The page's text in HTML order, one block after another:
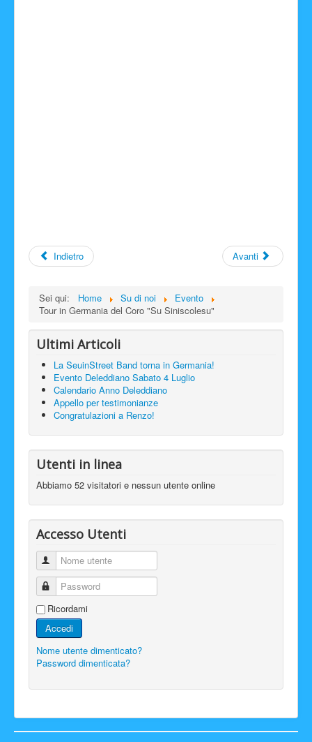
Indietro Avanti
Sei qui: Home Su di noi
Evento
Tour in Germania del Coro "Su Siniscolesu"
Ultimi Articoli
La SeuinStreet Band torna in Germania!
Evento Deleddiano Sabato 4 Luglio
Calendario Anno Deleddiano
Appello per testimonianze
Congratulazioni a Renzo!
Utenti in linea
Abbiamo 52 visitatori e nessun utente online
Accesso Utenti
Nome utente
Password
Ricordami
Accedi
Nome utente dimenticato?
Password dimenticata?